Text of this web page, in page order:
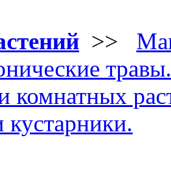
>>
комнатных
кустарники.